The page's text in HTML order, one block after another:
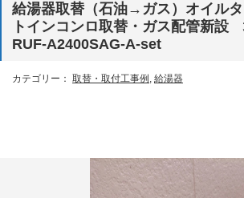
給湯器取替（石油→ガス）オイル
トインコンロ取替・ガス配管新
RUF-A2400SAG-A-set
カテゴリー： 取替・取付工事例 , 給湯器